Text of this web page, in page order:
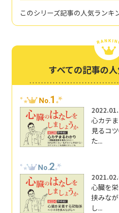
このシリーズ記事の人気ランキ
すべての記事の
No.1
心カテ
見るコ
た...
No.2
心臓を
挟みな
し...